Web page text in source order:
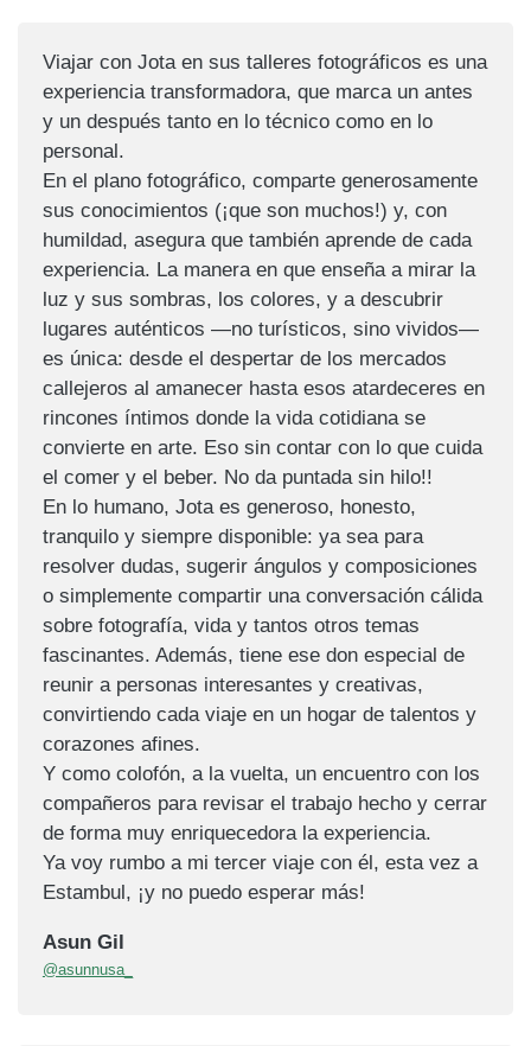
Viajar con Jota en sus talleres fotográficos es una
experiencia transformadora, que marca un antes
y un después tanto en lo técnico como en lo
personal.
En el plano fotográfico, comparte generosamente
sus conocimientos (¡que son muchos!) y, con
humildad, asegura que también aprende de cada
experiencia. La manera en que enseña a mirar la
luz y sus sombras, los colores, y a descubrir
lugares auténticos —no turísticos, sino vividos—
es única: desde el despertar de los mercados
callejeros al amanecer hasta esos atardeceres en
rincones íntimos donde la vida cotidiana se
convierte en arte. Eso sin contar con lo que cuida
el comer y el beber. No da puntada sin hilo!!
En lo humano, Jota es generoso, honesto,
tranquilo y siempre disponible: ya sea para
resolver dudas, sugerir ángulos y composiciones
o simplemente compartir una conversación cálida
sobre fotografía, vida y tantos otros temas
fascinantes. Además, tiene ese don especial de
reunir a personas interesantes y creativas,
convirtiendo cada viaje en un hogar de talentos y
corazones afines.
Y como colofón, a la vuelta, un encuentro con los
compañeros para revisar el trabajo hecho y cerrar
de forma muy enriquecedora la experiencia.
Ya voy rumbo a mi tercer viaje con él, esta vez a
Estambul, ¡y no puedo esperar más!
Asun Gil
@asunnusa_